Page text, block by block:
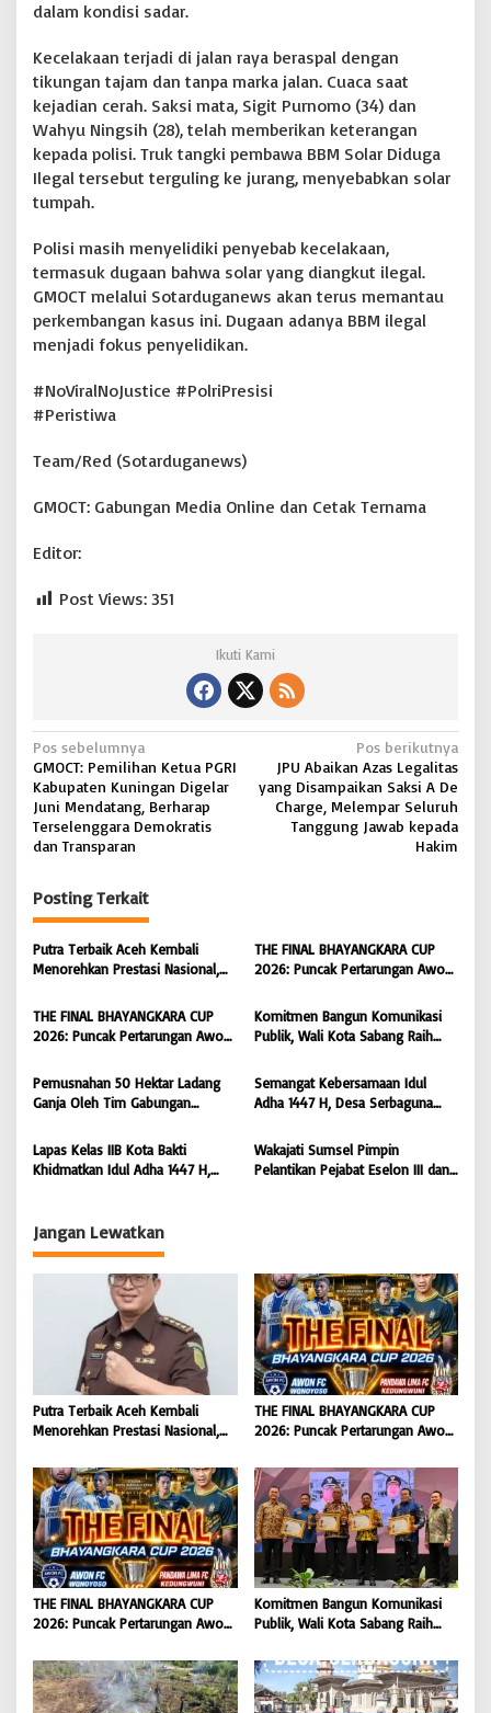
a
m
p
a
t
L
u
dalam kondisi sadar.
Kecelakaan terjadi di jalan raya beraspal dengan
tikungan tajam dan tanpa marka jalan. Cuaca saat
kejadian cerah. Saksi mata, Sigit Purnomo (34) dan
Wahyu Ningsih (28), telah memberikan keterangan
kepada polisi. Truk tangki pembawa BBM Solar Diduga
Ilegal tersebut terguling ke jurang, menyebabkan solar
tumpah.
Polisi masih menyelidiki penyebab kecelakaan,
termasuk dugaan bahwa solar yang diangkut ilegal.
GMOCT melalui Sotarduganews akan terus memantau
perkembangan kasus ini. Dugaan adanya BBM ilegal
menjadi fokus penyelidikan.
#NoViralNoJustice #PolriPresisi
#Peristiwa
Team/Red (Sotarduganews)
GMOCT: Gabungan Media Online dan Cetak Ternama
Editor:
Post Views: 351
Ikuti Kami
N
a
v
i
a
s
i
o
Pos sebelumnya
GMOCT: Pemilihan Ketua PGRI
Kabupaten Kuningan Digelar
Juni Mendatang, Berharap
Terselenggara Demokratis
dan Transparan
Pos berikutnya
JPU Abaikan Azas Legalitas
yang Disampaikan Saksi A De
Charge, Melempar Seluruh
Tanggung Jawab kepada
Hakim
Posting Terkait
Putra Terbaik Aceh Kembali
Menorehkan Prestasi Nasional,
Dipromosikan Menjadi
Koordinator JAM Pidum
THE FINAL BHAYANGKARA CUP
2026: Puncak Pertarungan Awon
FC Kedungwuni, Siap
Mengguncang Stadion Widya
Manggala Krida
THE FINAL BHAYANGKARA CUP
2026: Puncak Pertarungan Awon
FC Kedungwuni, Siap
Mengguncang Stadion Widya
Manggala Krida
Komitmen Bangun Komunikasi
Publik, Wali Kota Sabang Raih
BONGKAR’Perkara.com
Pemusnahan 50 Hektar Ladang
Ganja Oleh Tim Gabungan
Meurandeh
Semangat Kebersamaan Idul
Adha 1447 H, Desa Serbaguna
Ekor Kambing
Lapas Kelas IIB Kota Bakti
Khidmatkan Idul Adha 1447 H,
Wakajati Sumsel Pimpin
Pelantikan Pejabat Eselon III dan
Jangan Lewatkan
Putra Terbaik Aceh Kembali
Menorehkan Prestasi Nasional,
Dipromosikan Menjadi
Koordinator JAM Pidum
Kejaksaan Agung RI |
BONGKAR’Perkara.com
THE FINAL BHAYANGKARA CUP
2026: Puncak Pertarungan Awon
FC Kedungwuni, Siap
Mengguncang Stadion Widya
Manggala Krida
THE FINAL BHAYANGKARA CUP
2026: Puncak Pertarungan Awon
FC Kedungwuni, Siap
Mengguncang Stadion Widya
Manggala Krida
Komitmen Bangun Komunikasi
Publik, Wali Kota Sabang Raih
BONGKAR’Perkara.com